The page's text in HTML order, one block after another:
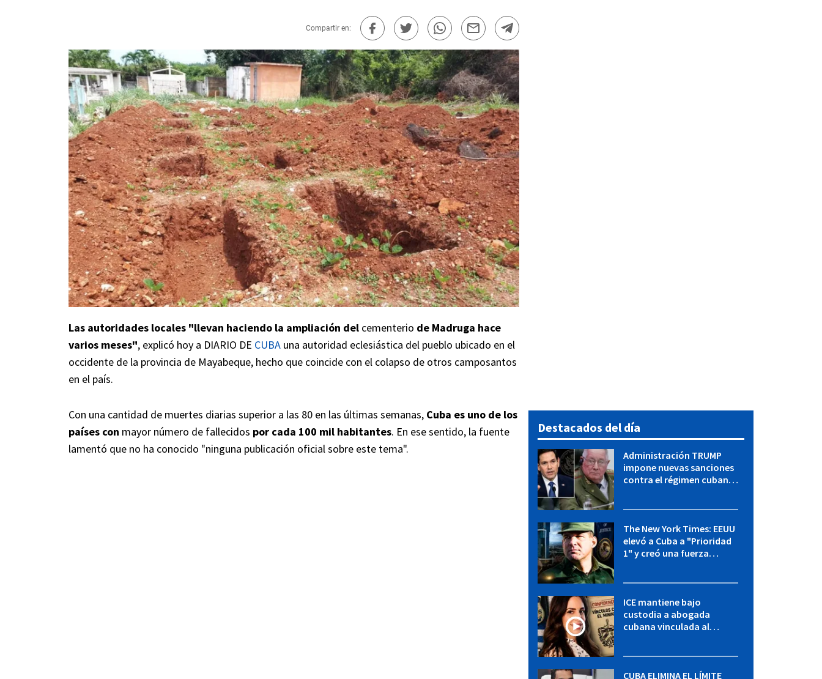
Compartir en:
Las autoridades locales "llevan haciendo la ampliación del cementerio de Madruga hace
varios meses", explicó hoy a DIARIO DE CUBA una autoridad eclesiástica del pueblo ubicado en el
occidente de la provincia de Mayabeque, hecho que coincide con el colapso de otros camposantos
en el país.
Con una cantidad de muertes diarias superior a las 80 en las últimas semanas, Cuba es uno de los
países con mayor número de fallecidos por cada 100 mil habitantes. En ese sentido, la fuente
lamentó que no ha conocido "ninguna publicación oficial sobre este tema".
Destacados del día
Administración TRUMP
impone nuevas sanciones
contra el régimen cubano:
The New York Times: EEUU
elevó a Cuba a "Prioridad
1" y creó una fuerza
ICE mantiene bajo
custodia a abogada
cubana vinculada al
CUBA ELIMINA EL LÍMITE